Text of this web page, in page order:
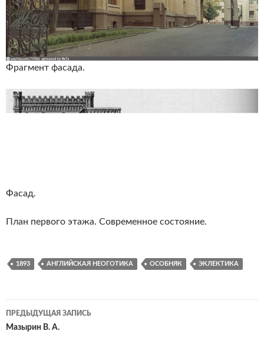
Фрагмент фасада.
Фасад.
План первого этажа. Современное состояние.
1893 АНГЛИЙСКАЯ НЕОГОТИКА ОСОБНЯК ЭКЛЕКТИКА
Навигация
по
ПРЕДЫДУЩАЯ ЗАПИСЬ
Мазырин В. А.